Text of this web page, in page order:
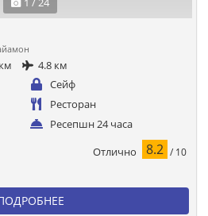
4.8 км
Сейф
Ресторан
Ресепшн 24 часа
Отлично 8.2 / 10